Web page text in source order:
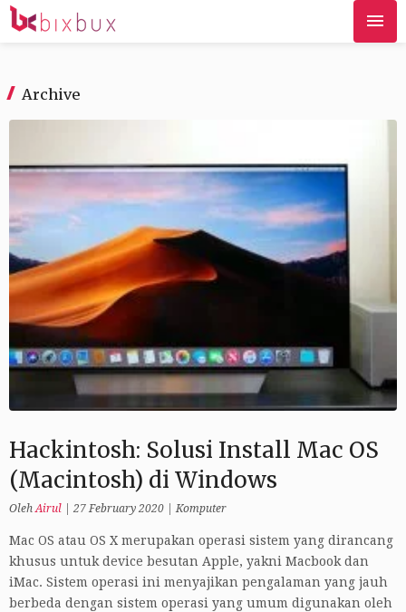
Archive
Hackintosh: Solusi Install Mac OS
(Macintosh) di Windows
OlehAirul 27 February 2020 |Komputer
Mac OS atau OS X merupakan operasi sistem yang dirancang
khusus untuk device besutan Apple, yakni Macbook dan
iMac. Sistem operasi ini menyajikan pengalaman yang jauh
berbeda dengan sistem operasi yang umum digunakan oleh